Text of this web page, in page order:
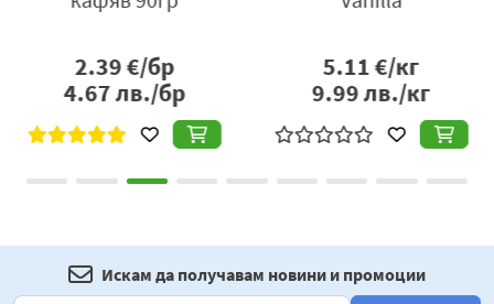
2.39€/бр
4.67лв./бр
5.11€/кг
9.99лв./кг
Искам да получавам новини и промоции